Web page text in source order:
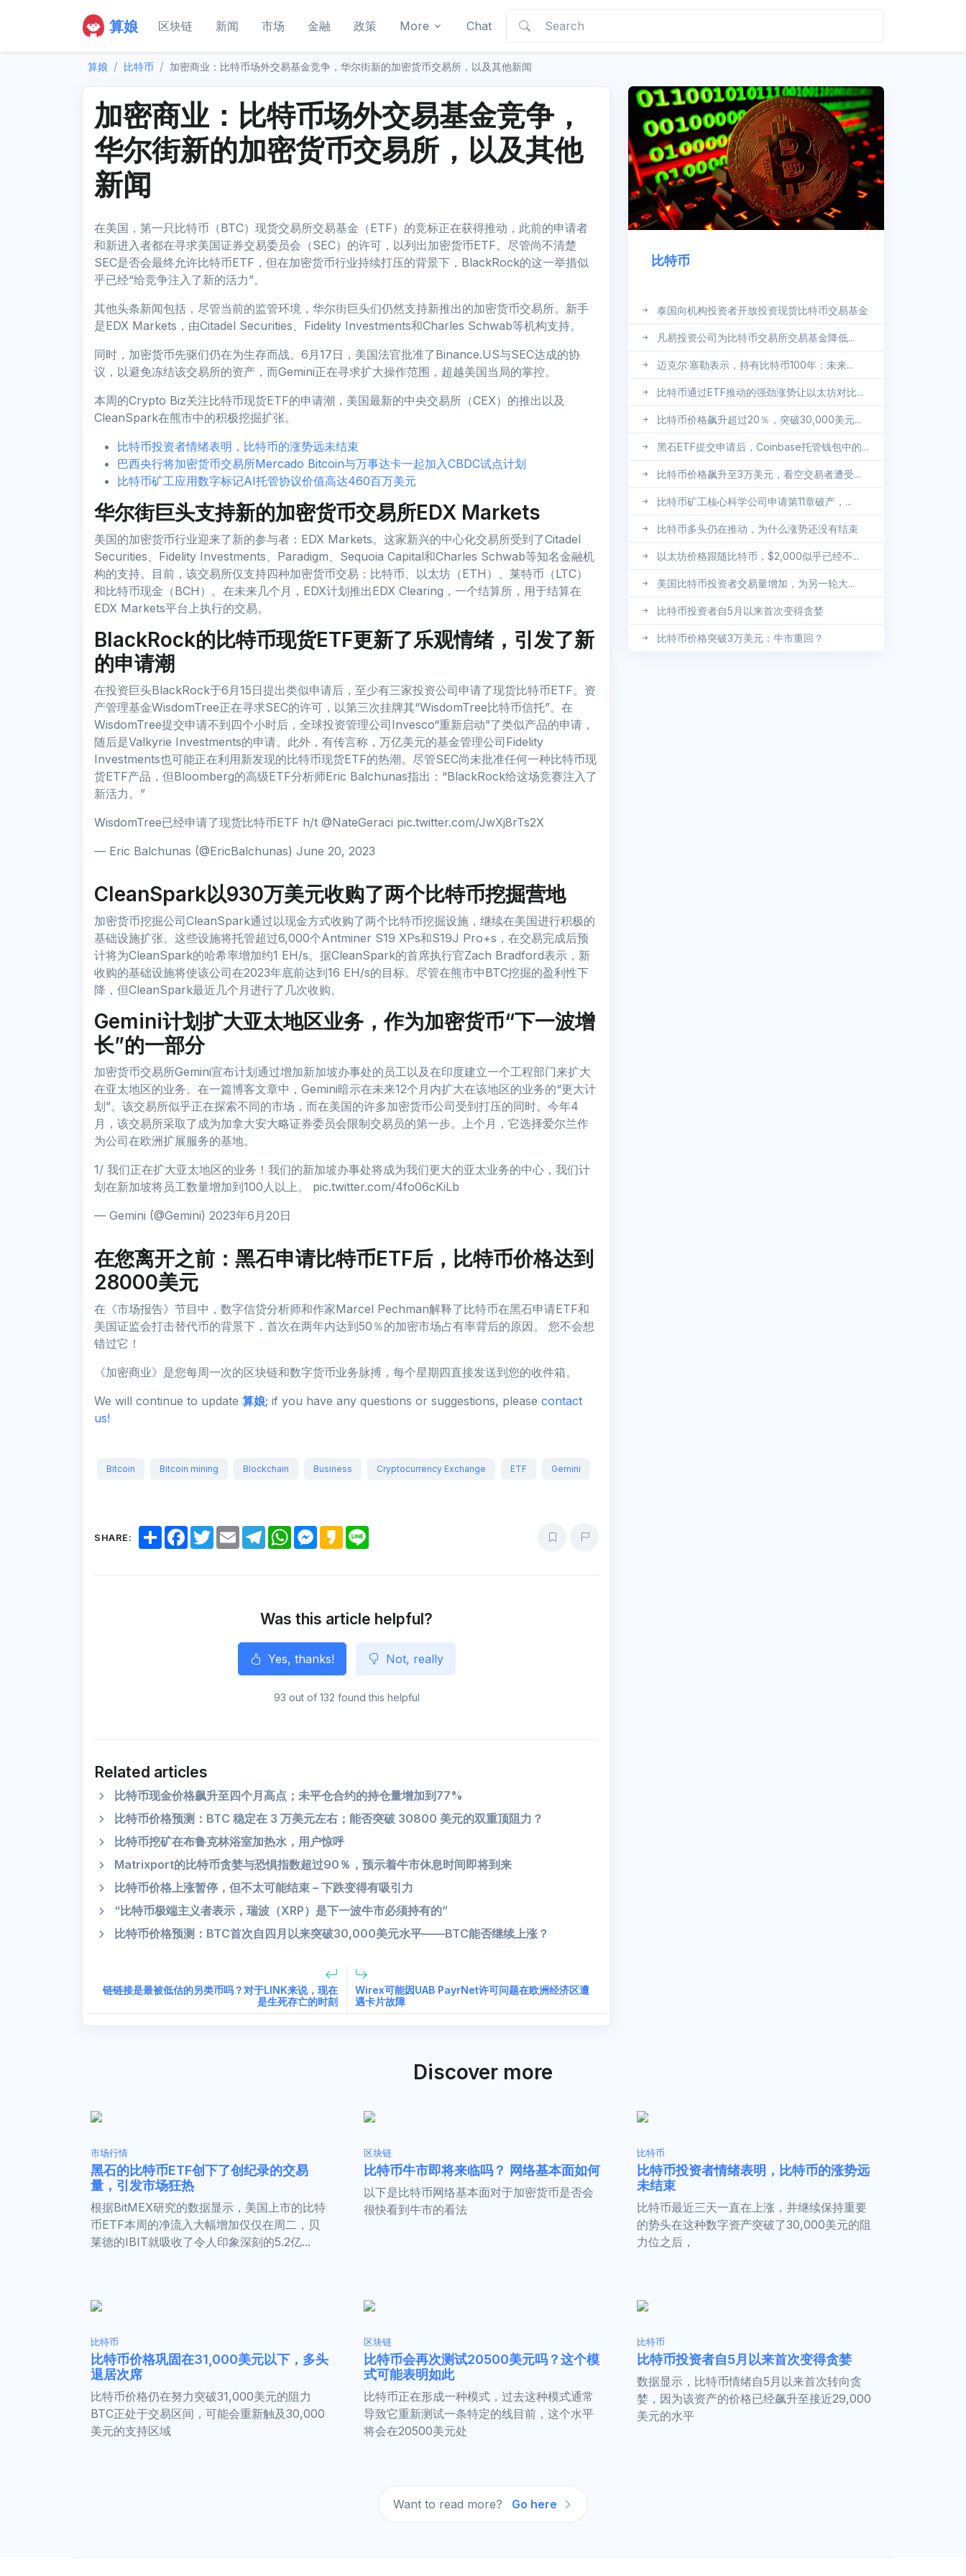
算娘 区块链 新闻 市场 金融 政策 More Chat
算娘 比特币 加密商业：比特币场外交易基金竞争，华尔街新的加密货币交易所，以及其他新闻
加密商业：比特币场外交易基金竞争，
华尔街新的加密货币交易所，以及其他
新闻
在美国，第一只比特币（BTC）现货交易所交易基金（ETF）的竞标正在获得推动，此前的申请者
和新进入者都在寻求美国证券交易委员会（SEC）的许可，以列出加密货币ETF。尽管尚不清楚
SEC是否会最终允许比特币ETF，但在加密货币行业持续打压的背景下，BlackRock的这一举措似
乎已经“给竞争注入了新的活力”。
其他头条新闻包括，尽管当前的监管环境，华尔街巨头们仍然支持新推出的加密货币交易所。新手
是EDX Markets，由Citadel Securities、Fidelity Investments和Charles Schwab等机构支持。
同时，加密货币先驱们仍在为生存而战。6月17日，美国法官批准了Binance.US与SEC达成的协
议，以避免冻结该交易所的资产，而Gemini正在寻求扩大操作范围，超越美国当局的掌控。
本周的Crypto Biz关注比特币现货ETF的申请潮，美国最新的中央交易所（CEX）的推出以及
CleanSpark在熊市中的积极挖掘扩张。
比特币投资者情绪表明，比特币的涨势远未结束
巴西央行将加密货币交易所Mercado Bitcoin与万事达卡一起加入CBDC试点计划
比特币矿工应用数字标记AI托管协议价值高达460百万美元
华尔街巨头支持新的加密货币交易所EDX Markets
美国的加密货币行业迎来了新的参与者：EDX Markets。这家新兴的中心化交易所受到了Citadel
Securities、Fidelity Investments、Paradigm、Sequoia Capital和Charles Schwab等知名金融机
构的支持。目前，该交易所仅支持四种加密货币交易：比特币、以太坊（ETH）、莱特币（LTC）
和比特币现金（BCH）。在未来几个月，EDX计划推出EDX Clearing，一个结算所，用于结算在
EDX Markets平台上执行的交易。
BlackRock的比特币现货ETF更新了乐观情绪，引发了新
的申请潮
在投资巨头BlackRock于6月15日提出类似申请后，至少有三家投资公司申请了现货比特币ETF。资
产管理基金WisdomTree正在寻求SEC的许可，以第三次挂牌其“WisdomTree比特币信托”。在
WisdomTree提交申请不到四个小时后，全球投资管理公司Invesco“重新启动”了类似产品的申请，
随后是Valkyrie Investments的申请。此外，有传言称，万亿美元的基金管理公司Fidelity
Investments也可能正在利用新发现的比特币现货ETF的热潮。尽管SEC尚未批准任何一种比特币现
货ETF产品，但Bloomberg的高级ETF分析师Eric Balchunas指出：“BlackRock给这场竞赛注入了
新活力。”
WisdomTree已经申请了现货比特币ETF h/t @NateGeraci pic.twitter.com/JwXj8rTs2X
— Eric Balchunas (@EricBalchunas) June 20, 2023
CleanSpark以930万美元收购了两个比特币挖掘营地
加密货币挖掘公司CleanSpark通过以现金方式收购了两个比特币挖掘设施，继续在美国进行积极的
基础设施扩张。这些设施将托管超过6,000个Antminer S19 XPs和S19J Pro+s，在交易完成后预
计将为CleanSpark的哈希率增加约1 EH/s。据CleanSpark的首席执行官Zach Bradford表示，新
收购的基础设施将使该公司在2023年底前达到16 EH/s的目标。尽管在熊市中BTC挖掘的盈利性下
降，但CleanSpark最近几个月进行了几次收购。
Gemini计划扩大亚太地区业务，作为加密货币“下一波增
长”的一部分
加密货币交易所Gemini宣布计划通过增加新加坡办事处的员工以及在印度建立一个工程部门来扩大
在亚太地区的业务。在一篇博客文章中，Gemini暗示在未来12个月内扩大在该地区的业务的“更大计
划”。该交易所似乎正在探索不同的市场，而在美国的许多加密货币公司受到打压的同时。今年4
月，该交易所采取了成为加拿大安大略证券委员会限制交易员的第一步。上个月，它选择爱尔兰作
为公司在欧洲扩展服务的基地。
1/ 我们正在扩大亚太地区的业务！我们的新加坡办事处将成为我们更大的亚太业务的中心，我们计
划在新加坡将员工数量增加到100人以上。 pic.twitter.com/4fo06cKiLb
— Gemini (@Gemini) 2023年6月20日
在您离开之前：黑石申请比特币ETF后，比特币价格达到
28000美元
在《市场报告》节目中，数字信贷分析师和作家Marcel Pechman解释了比特币在黑石申请ETF和
美国证监会打击替代币的背景下，首次在两年内达到50％的加密市场占有率背后的原因。 您不会想
错过它！
《加密商业》是您每周一次的区块链和数字货币业务脉搏，每个星期四直接发送到您的收件箱。
We will continue to update 算娘; if you have any questions or suggestions, please contact
us!
Bitcoin Bitcoin mining Blockchain Business Cryptocurrency Exchange ETF Gemini
SHARE:
S
h
F
a
T
w
E
m
T
e
m
W
h
p
M
e
e
r
K
a
Was this article helpful?
Yes, thanks! Not, really
93 out of 132 found this helpful
Related articles
比特币现金价格飙升至四个月高点；未平仓合约的持仓量增加到77%
比特币价格预测：BTC 稳定在 3 万美元左右；能否突破 30800 美元的双重顶阻力？
比特币挖矿在布鲁克林浴室加热水，用户惊呼
Matrixport的比特币贪婪与恐惧指数超过90％，预示着牛市休息时间即将到来
比特币价格上涨暂停，但不太可能结束 – 下跌变得有吸引力
“比特币极端主义者表示，瑞波（XRP）是下一波牛市必须持有的”
比特币价格预测：BTC首次自四月以来突破30,000美元水平——BTC能否继续上涨？
链链接是最被低估的另类币吗？对于LINK来说，现在
是生死存亡的时刻
Wirex可能因UAB PayrNet许可问题在欧洲经济区遭
遇卡片故障
比特币
泰国向机构投资者开放投资现货比特币交易基金
凡易投资公司为比特币交易所交易基金降低...
迈克尔·塞勒表示，持有比特币100年：未来...
比特币通过ETF推动的强劲涨势让以太坊对比...
比特币价格飙升超过20％，突破30,000美元...
黑石ETF提交申请后，Coinbase托管钱包中的...
比特币价格飙升至3万美元，看空交易者遭受...
比特币矿工核心科学公司申请第11章破产，...
比特币多头仍在推动，为什么涨势还没有结束
以太坊价格跟随比特币，$2,000似乎已经不...
美国比特币投资者交易量增加，为另一轮大...
比特币投资者自5月以来首次变得贪婪
比特币价格突破3万美元：牛市重回？
Discover more
市场行情
黑石的比特币ETF创下了创纪录的交易
量，引发市场狂热
根据BitMEX研究的数据显示，美国上市的比特
币ETF本周的净流入大幅增加仅仅在周二，贝
莱德的IBIT就吸收了令人印象深刻的5.2亿...
区块链
比特币牛市即将来临吗？ 网络基本面如何
以下是比特币网络基本面对于加密货币是否会
很快看到牛市的看法
比特币
比特币投资者情绪表明，比特币的涨势远
未结束
比特币最近三天一直在上涨，并继续保持重要
的势头在这种数字资产突破了30,000美元的阻
力位之后，
比特币
比特币价格巩固在31,000美元以下，多头
退居次席
比特币价格仍在努力突破31,000美元的阻力
BTC正处于交易区间，可能会重新触及30,000
美元的支持区域
区块链
比特币会再次测试20500美元吗？这个模
式可能表明如此
比特币正在形成一种模式，过去这种模式通常
导致它重新测试一条特定的线目前，这个水平
将会在20500美元处
比特币
比特币投资者自5月以来首次变得贪婪
数据显示，比特币情绪自5月以来首次转向贪
婪，因为该资产的价格已经飙升至接近29,000
美元的水平
Want to read more? Go here